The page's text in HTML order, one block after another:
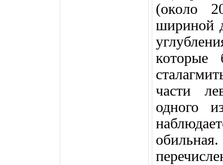
(около
шириной
которые
части
одного